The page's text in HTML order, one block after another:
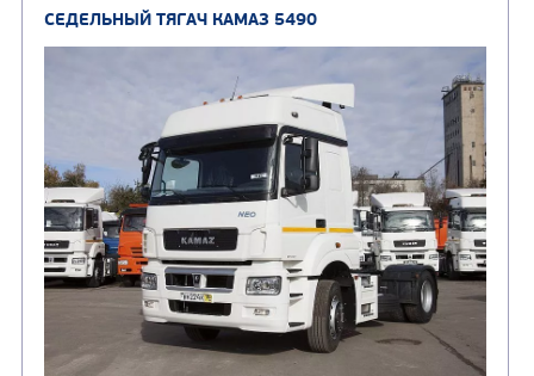
БОРТОВОЙ АВТОМОБИЛЬ КАМАЗ 4308